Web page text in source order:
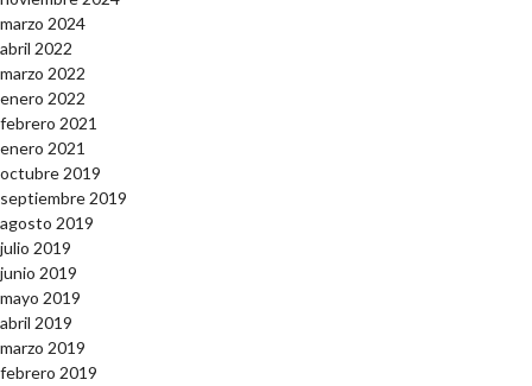
marzo 2024
abril 2022
marzo 2022
enero 2022
febrero 2021
enero 2021
octubre 2019
septiembre 2019
agosto 2019
julio 2019
junio 2019
mayo 2019
abril 2019
marzo 2019
febrero 2019